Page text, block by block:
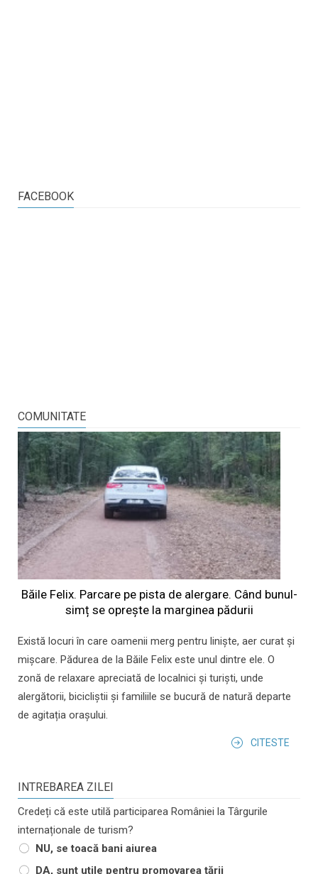
FACEBOOK
COMUNITATE
Băile Felix. Parcare pe pista de alergare. Când bunul-
simț se oprește la marginea pădurii
Există locuri în care oamenii merg pentru liniște, aer curat și
mișcare. Pădurea de la Băile Felix este unul dintre ele. O
zonă de relaxare apreciată de localnici și turiști, unde
alergătorii, bicicliștii și familiile se bucură de natură departe
de agitația orașului.
CITESTE
INTREBAREA ZILEI
Credeți că este utilă participarea României la Târgurile
internaționale de turism?
NU, se toacă bani aiurea
DA, sunt utile pentru promovarea țării